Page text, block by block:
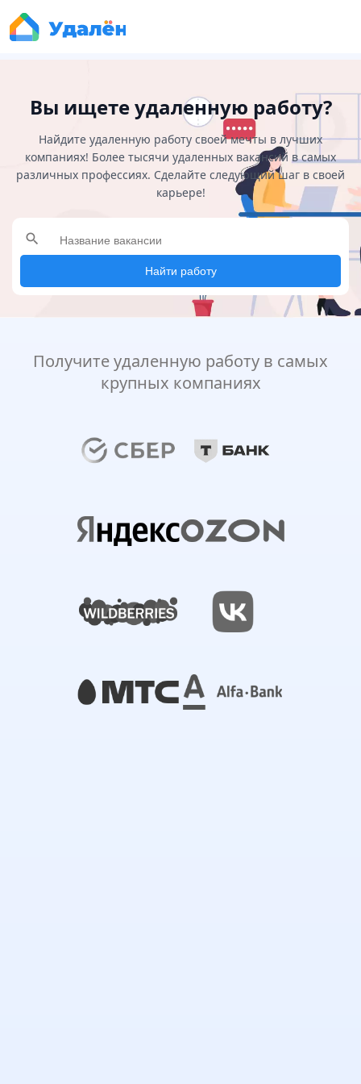
Вы ищете удаленную работу?
Найдите удаленную работу своей мечты в лучших
компаниях! Более тысячи удаленных вакансий в самых
различных профессиях. Сделайте следующий шаг в своей
карьере!
search
Найти работу
Получите удаленную работу в самых
крупных компаниях